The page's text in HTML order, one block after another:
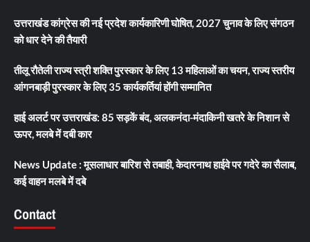
उत्तराखंड कांग्रेस की नई प्रदेश कार्यकारिणी घोषित, 2027 चुनाव के लिए संगठन
को धार देने की तैयारी
तीलू रौतेली राज्य स्त्री शक्ति पुरस्कार के लिए 13 महिलाओं का चयन, राज्य स्तरीय
आंगनबाड़ी पुरस्कार के लिए 35 कार्यकर्तियां होंगी सम्मानित
हाई अलर्ट पर उत्तराखंड: 85 सड़कें बंद, अलकनंदा-मंदाकिनी खतरे के निशान से
ऊपर, मलबे में दबी कार
News Update : मूसलाधार बारिश से तबाही, केदारनाथ हाईवे पर गदेरे का सैलाब,
कई वाहन मलबे में दबे
Contact